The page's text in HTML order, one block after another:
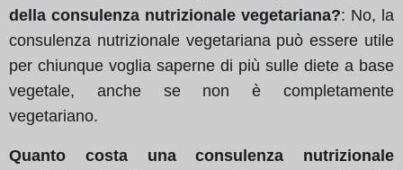
della consulenza nutrizionale vegetariana?: No, la
consulenza nutrizionale vegetariana può essere utile
per chiunque voglia saperne di più sulle diete a base
vegetale, anche se non è completamente
vegetariano.
Quanto costa una consulenza nutrizionale